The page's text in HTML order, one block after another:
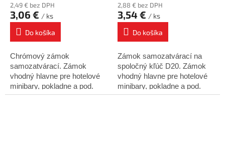
2,49 € bez DPH
3,06 € / ks
Do košíka
Chrómový zámok
samozatvárací. Zámok
vhodný hlavne pre hotelové
minibary, pokladne a pod.
Hĺbka cylindra: 22
2,88 € bez DPH
3,54 € / ks
Do košíka
Zámok samozatvárací na
spoločný kľúč D20. Zámok
vhodný hlavne pre hotelové
minibary, pokladne a pod.
Hĺbka cylindra: 22